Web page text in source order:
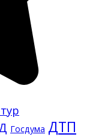
Госдума ДТП